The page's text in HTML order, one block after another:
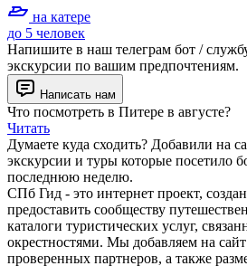
на катере
до 5 человек
Напишите в наш телеграм бот /
экскурсии по вашим предпочтениям.
Написать нам
Что посмотреть в Питере в августе?
Читать
Думаете куда сходить? Добавили на
экскурсии и туры которые посетило
последнюю неделю.
СПб Гид - это интернет проект,
предоставить сообществу
каталоги туристических услуг,
окрестностями. Мы добавляем на
проверенных партнеров, а также